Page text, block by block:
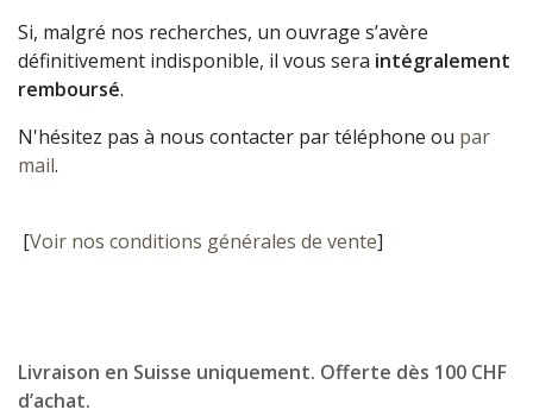
Si, malgré nos recherches, un ouvrage s’avère
définitivement indisponible, il vous sera intégralement
remboursé.
N'hésitez pas à nous contacter par téléphone ou par
mail.
[Voir nos conditions générales de vente]
Livraison en Suisse uniquement. Offerte dès 100 CHF
d’achat.